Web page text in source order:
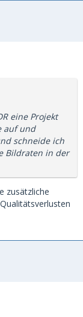
eine Projekt
auf und
schneide ich
Bildraten in der
zusätzliche